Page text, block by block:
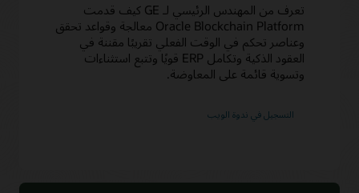
تعرف من المهندس الرئيسي لـ GE كيف قدمت
Oracle Blockchain Platform معالجة وقواعد تحقق
وعناصر تحكم في الوقت الفعلي تقريبًا مقننة في
العقود الذكية وتكامل ERP قويًا وتتبع استثناءات
وتسوية قائمة على المعاوضة.
التسجيل في ندوة الويب